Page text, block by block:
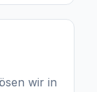
wir in